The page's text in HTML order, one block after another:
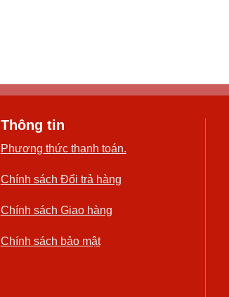
Thông tin
Phương thức thanh toán.
Chính sách Đổi trả hàng
Chính sách Giao hàng
Chính sách bảo mật